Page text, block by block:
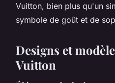
Vuitton, bien plus qu'un
symbole de goût et de
Designs et
Vuitton